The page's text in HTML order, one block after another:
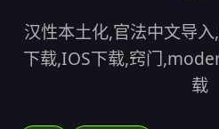
汉性本土化,官法中文导
下载,IOS下载,窍门
载